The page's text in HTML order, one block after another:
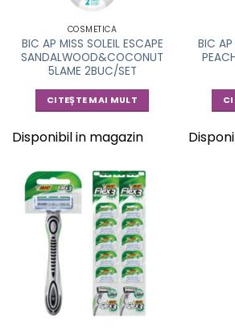
COSMETICA
BIC AP MISS SOLEIL ESCAPE
SANDALWOOD&COCONUT
5LAME 2BUC/SET
CITEȘTE MAI MULT
Disponibil in magazin
BIC AP